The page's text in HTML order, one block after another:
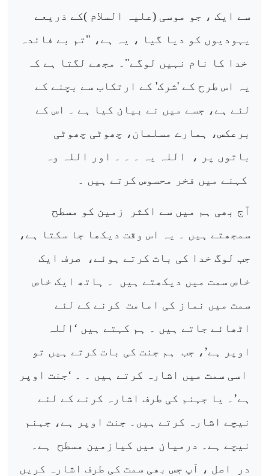
سے ایک ، جو موسی (علیہ السلام )کے ذریعے
یہودیوں کو دیا گیا ، یہ ہے، "تم بے فائدہ
خدا کا نام نہیں لوگے"۔ مجھے لگتا ہے کہ
یہ اس طرح کے 'شرک' کے ارتکاب سے بچنے کے
لئے ہے، جسے میں نے بیان کیا ہے ۔ اس کے
برعکس، ہمارے مسلمان، چھوٹی چھوٹی
باتوں پر ،
اللہ یہ ۔ ۔ ۔ اور اللہ وہ
کہنے میں فخر محسوس کرتے ہیں ۔
آج بھی ہم میں سے اکثر
زمین کو مسطح
سمجھتے ہیں ۔ یہ اس وقت دیکھا جا سکتا ہے،
جب لوگ خدا کی بات کرتے ہوئے،
صرف ایک
خاص سمت میں دیکھتے ہیں
۔ ہاتھ ایک خاص
سمت میں نماز کی امامت کرنے کے لئے
اٹھائے جاتے ہیں ۔ ہم کہتے ہیں ‘اللہ
اوپر ہے’، جب
ہم جنت کی بات کرتے ہیں تو
اسی سمت میں اشارہ کرتے ہیں ۔ ۔ ‘جنت اوپر
ہے’۔ یا جہنم کی طرف اشارہ کرنے کے لئے
نیچے اشارہ کرتے ہیں۔ جنت اوپر ہے، جہنم
نیچے ہے۔ درمیان میں کیازمین مسطح
ہے۔
در
اصل ، آپ جس بھی سمت کی طرف اشارہ کریں